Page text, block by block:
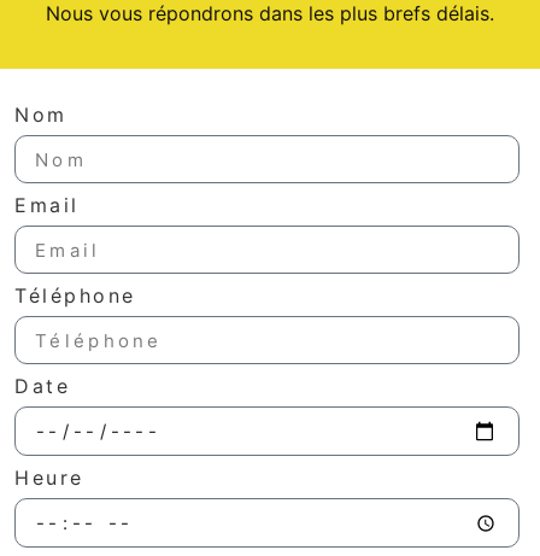
Nous vous répondrons dans les plus brefs délais.
Nom
Email
Téléphone
Date
Heure